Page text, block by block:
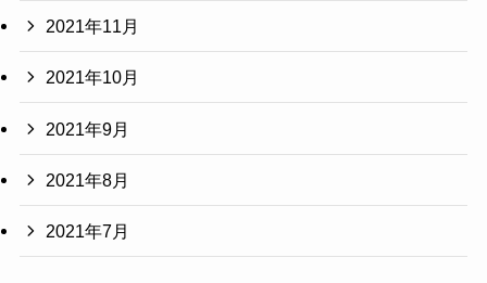
2021年11月
2021年10月
2021年9月
2021年8月
2021年7月